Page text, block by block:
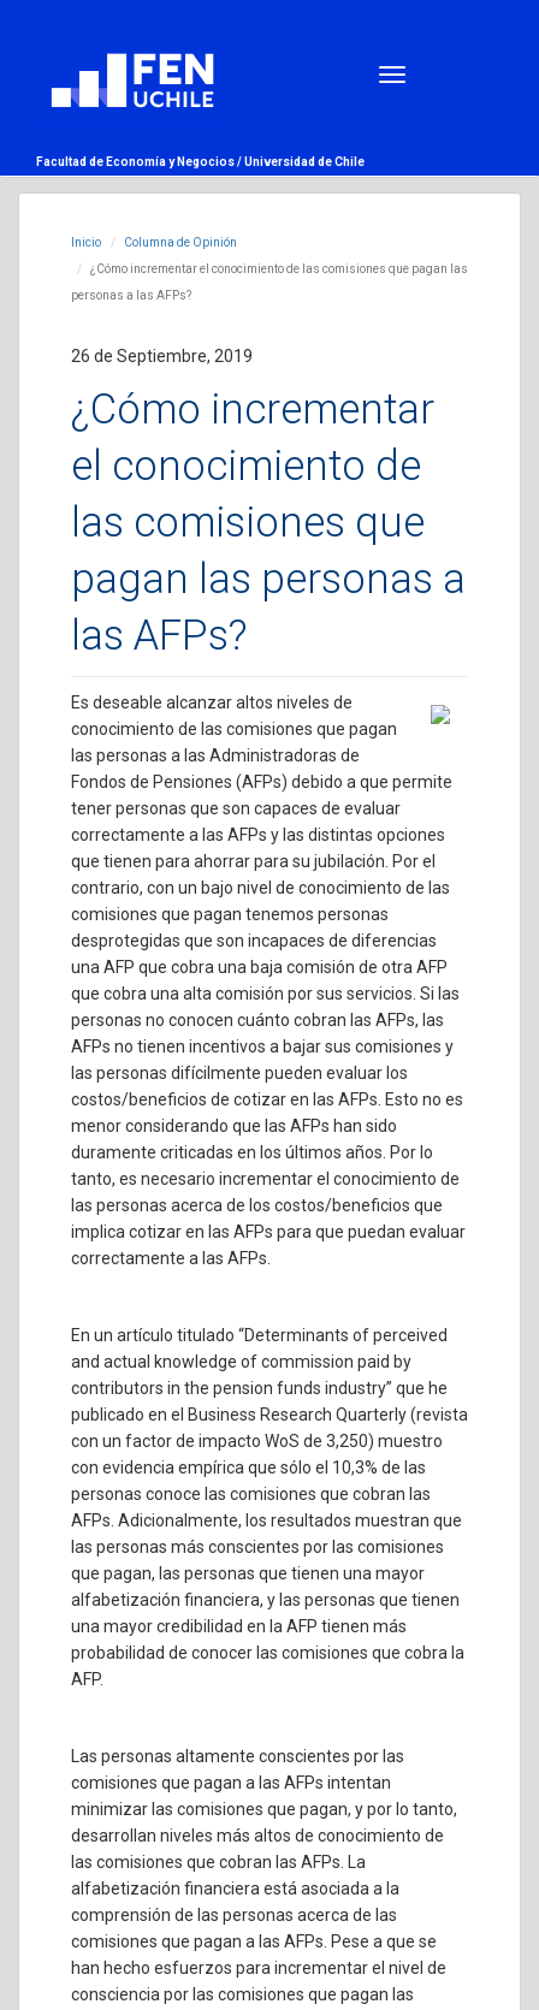
Facultad de Economía y Negocios /Universidad de Chile
Inicio
Columna de Opinión
¿Cómo incrementar el conocimiento de las comisiones que pagan las
personas a las AFPs?
26 de Septiembre, 2019
¿Cómo incrementar
el conocimiento de
las comisiones que
pagan las personas a
las AFPs?
Es deseable alcanzar altos niveles de
conocimiento de las comisiones que pagan
las personas a las Administradoras de
Fondos de Pensiones (AFPs) debido a que permite
tener personas que son capaces de evaluar
correctamente a las AFPs y las distintas opciones
que tienen para ahorrar para su jubilación. Por el
contrario, con un bajo nivel de conocimiento de las
comisiones que pagan tenemos personas
desprotegidas que son incapaces de diferencias
una AFP que cobra una baja comisión de otra AFP
que cobra una alta comisión por sus servicios. Si las
personas no conocen cuánto cobran las AFPs, las
AFPs no tienen incentivos a bajar sus comisiones y
las personas difícilmente pueden evaluar los
costos/beneficios de cotizar en las AFPs. Esto no es
menor considerando que las AFPs han sido
duramente criticadas en los últimos años. Por lo
tanto, es necesario incrementar el conocimiento de
las personas acerca de los costos/beneficios que
implica cotizar en las AFPs para que puedan evaluar
correctamente a las AFPs.
En un artículo titulado “Determinants of perceived
and actual knowledge of commission paid by
contributors in the pension funds industry” que he
publicado en el Business Research Quarterly (revista
con un factor de impacto WoS de 3,250) muestro
con evidencia empírica que sólo el 10,3% de las
personas conoce las comisiones que cobran las
AFPs. Adicionalmente, los resultados muestran que
las personas más conscientes por las comisiones
que pagan, las personas que tienen una mayor
alfabetización financiera, y las personas que tienen
una mayor credibilidad en la AFP tienen más
probabilidad de conocer las comisiones que cobra la
AFP.
Las personas altamente conscientes por las
comisiones que pagan a las AFPs intentan
minimizar las comisiones que pagan, y por lo tanto,
desarrollan niveles más altos de conocimiento de
las comisiones que cobran las AFPs. La
alfabetización financiera está asociada a la
comprensión de las personas acerca de las
comisiones que pagan a las AFPs. Pese a que se
han hecho esfuerzos para incrementar el nivel de
consciencia por las comisiones que pagan las